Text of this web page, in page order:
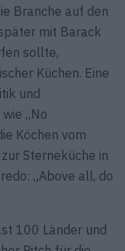
Branche auf den
mit Barack
sollte,
Küchen. Eine
und
„No
Köchen vom
Sterneküche in
„Above all, do
100 Länder und